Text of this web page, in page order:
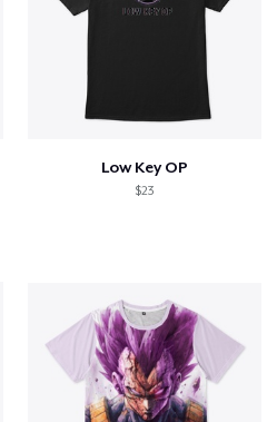
Low Key OP
$23